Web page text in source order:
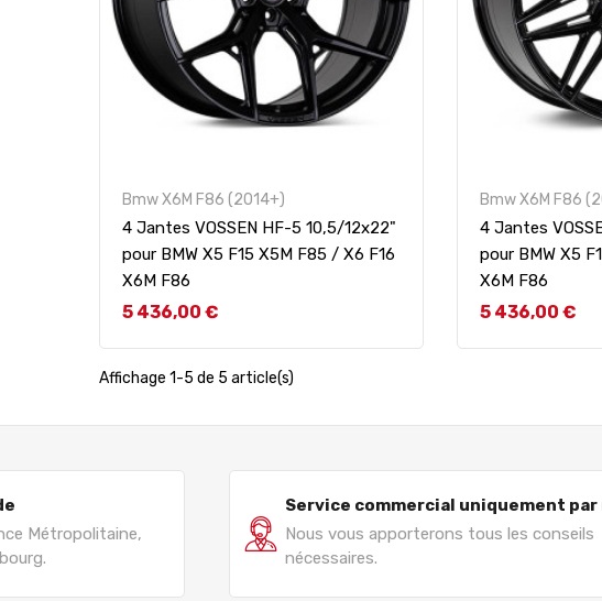
Bmw X6M F86 (2014+)
4 Jantes VOSSEN HF-5 10,5/12x22"
pour BMW X5 F15 X5M F85 / X6 F16
X6M F86
Prix
5 436,00 €
Bmw X6M F86
4 Jantes
pour BMW X5
X6M F86
Prix
5 436,00 €
Affichage 1-5 de 5 article(s)
Métropolitaine,
Service commercial uniquement par
Nous vous apporterons tous les conseils
nécessaires.